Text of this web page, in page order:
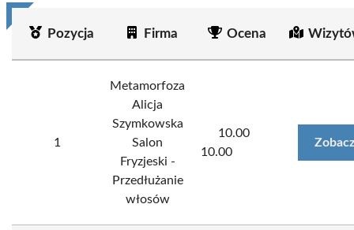
Pozycja Firma Ocena
1
Metamorfoza
Alicja
Szymkowska
Salon
Fryzjeski -
Przedłużanie
włosów
10.00
10.00